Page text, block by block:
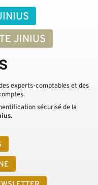
JINIUS
experts-comptables et des
sécurisé de la